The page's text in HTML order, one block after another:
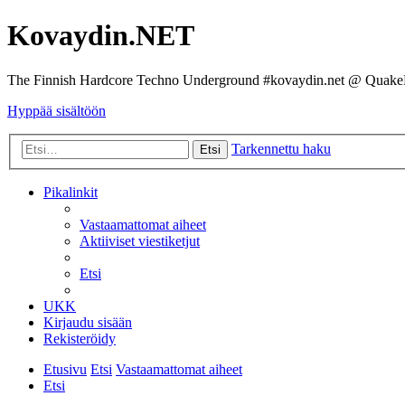
Kovaydin.NET
The Finnish Hardcore Techno Underground #kovaydin.net @
Hyppää sisältöön
Etsi Tarkennettu haku
Pikalinkit
Vastaamattomat aiheet
Aktiiviset viestiketjut
Etsi
UKK
Kirjaudu sisään
Rekisteröidy
Etusivu Etsi Vastaamattomat aiheet
Etsi